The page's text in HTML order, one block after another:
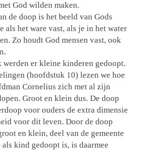
God wilden maken.
de doop is het beeld van Gods
als het ware vast, als je in het water
Zo houdt God mensen vast, ook
er kleine kinderen gedoopt.
(hoofdstuk 10) lezen we hoe
Cornelius zich met al zijn
Groot en klein dus. De doop
voor ouders de extra dimensie
voor dit leven. Door de doop
en klein, deel van de gemeente
kind gedoopt is, is daarmee